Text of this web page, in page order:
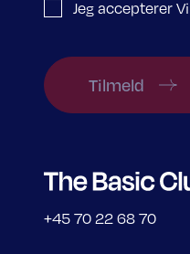
Jeg accepterer
Tilmeld
+45 70 22 68 70